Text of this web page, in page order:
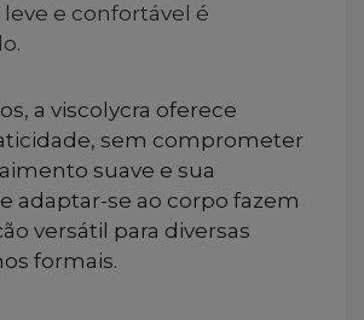
e confortável é
a viscolycra oferece
sem comprometer
suave e sua
adaptar-se ao corpo fazem
versátil para diversas
formais.